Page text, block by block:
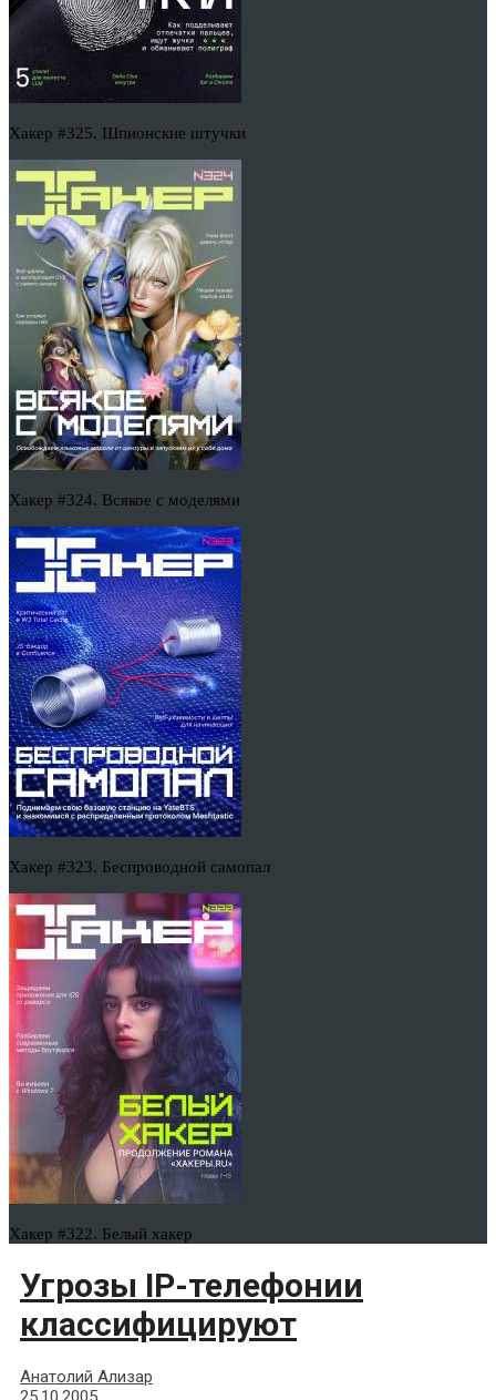
Хакер #325. Шпионские штучки
Хакер #324. Всякое с моделями
Хакер #323. Беспроводной самопал
Хакер #322. Белый хакер
Угрозы IP-телефонии
классифицируют
Анатолий Ализар